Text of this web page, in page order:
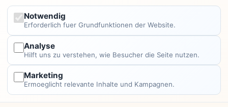
Finanzen
Rechtliches
Impressum
Notwendig
Erforderlich fuer Grundfunktionen der Website.
Analyse
Hilft uns zu verstehen, wie Besucher die Seite nutzen.
Marketing
Ermoeglicht relevante Inhalte und Kampagnen.